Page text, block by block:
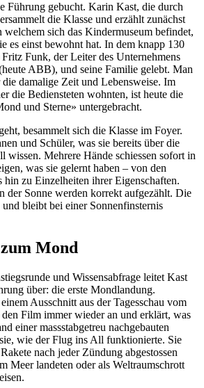
Führung gebucht. Karin Kast, die durch
die Klasse und erzählt zunächst
welchem sich das Kindermuseum befindet,
es einst bewohnt hat. In dem knapp 130
Fritz Funk, der Leiter des Unternehmens
ABB), und seine Familie gelebt. Man
damalige Zeit und Lebensweise. Im
die Bediensteten wohnten, ist heute die
und Sterne» untergebracht.
besammelt sich die Klasse im Foyer.
und Schüler, was sie bereits über die
wissen. Mehrere Hände schiessen sofort in
was sie gelernt haben – von den
hin zu Einzelheiten ihrer Eigenschaften.
der Sonne werden korrekt aufgezählt. Die
und bleibt bei einer Sonnenfinsternis
Mond
und Wissensabfrage leitet Kast
über: die erste Mondlandung.
Ausschnitt aus der Tagesschau vom
Film immer wieder an und erklärt, was
einer massstabgetreu nachgebauten
wie der Flug ins All funktionierte. Sie
nach jeder Zündung abgestossen
Meer landeten oder als Weltraumschrott